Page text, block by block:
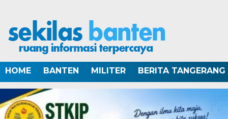
HOME BANTEN MILITER BERITA TANGERANG